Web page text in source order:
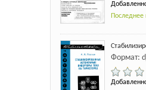
Последнее
Формат: